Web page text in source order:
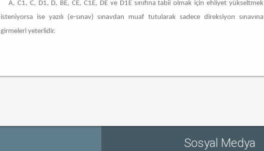
A, C1, C, D1, D, BE, CE, C1E, DE ve D1E sınıfına tabii olmak için ehliyet yükseltmek
isteniyorsa ise yazılı (e-sınav) sınavdan muaf tutularak sadece direksiyon sınavına
girmeleri yeterlidir.
Sosyal Medya